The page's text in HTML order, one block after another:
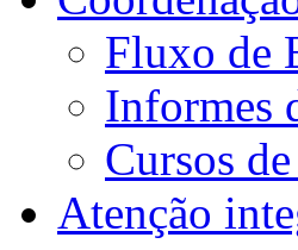
Fluxo de
Informes
Cursos
Atenção